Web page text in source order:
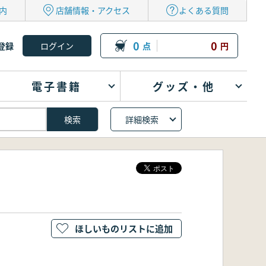
店舗情報・アクセス よくある質問
録 0 点 0 円
電子書籍 グッズ・他
詳細検索
ほしいものリストに追加